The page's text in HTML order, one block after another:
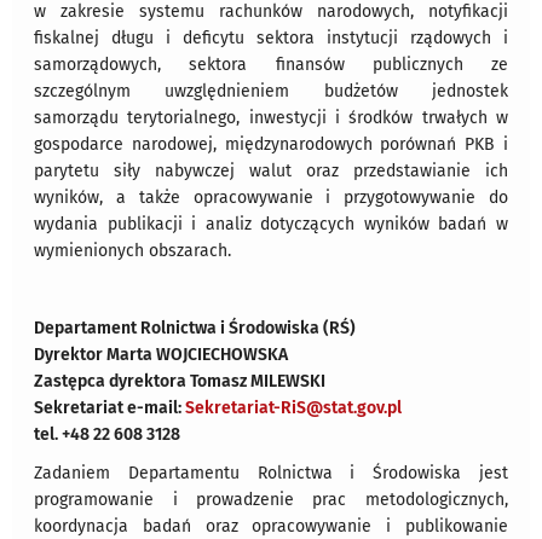
w zakresie systemu rachunków narodowych, notyfikacji
fiskalnej długu i deficytu sektora instytucji rządowych i
samorządowych, sektora finansów publicznych ze
szczególnym uwzględnieniem budżetów jednostek
samorządu terytorialnego, inwestycji i środków trwałych w
gospodarce narodowej, międzynarodowych porównań PKB i
parytetu siły nabywczej walut oraz przedstawianie ich
wyników, a także opracowywanie i przygotowywanie do
wydania publikacji i analiz dotyczących wyników badań w
wymienionych obszarach.
Departament Rolnictwa i Środowiska (RŚ)
Dyrektor Marta WOJCIECHOWSKA
Zastępca dyrektora Tomasz MILEWSKI
Sekretariat e-mail:Sekretariat-RiS@stat.gov.pl
tel. +48 22 608 3128
Zadaniem Departamentu Rolnictwa i Środowiska jest
programowanie i prowadzenie prac metodologicznych,
koordynacja badań oraz opracowywanie i publikowanie